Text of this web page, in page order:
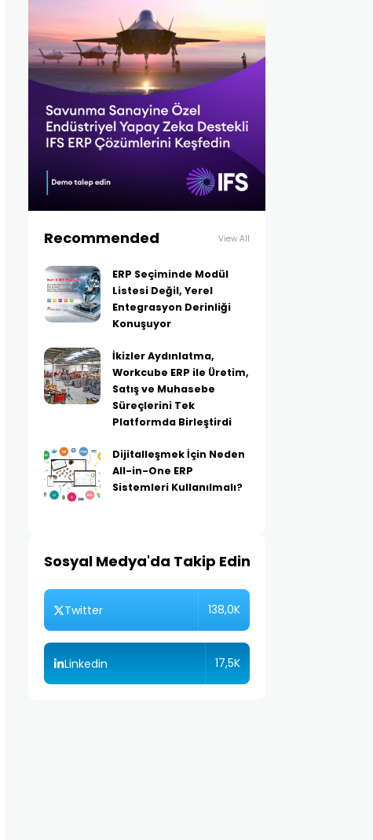
Recommended View All
ERP Seçiminde Modül
Listesi Değil, Yerel
Entegrasyon Derinliği
Konuşuyor
İkizler Aydınlatma,
Workcube ERP ile Üretim,
Satış ve Muhasebe
Süreçlerini Tek
Platformda Birleştirdi
Dijitalleşmek İçin Neden
All-in-One ERP
Sistemleri Kullanılmalı?
Sosyal Medya'da Takip Edin
Twitter 138,0K
Linkedin 17,5K